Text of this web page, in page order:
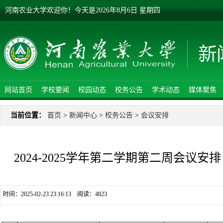
河南农业大学欢迎你！ 今天是2026年8月6日 星期四
网站首页 学校要闻 校园动态 校务公告 学术动态 媒体聚焦
当前位置： 首页 > 新闻中心 > 校务公告 > 会议安排
2024-2025学年第二学期第二周会议安
时间：2025-02-23 23:16:13 阅读： 4823